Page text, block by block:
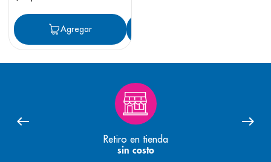
Agregar
Retiro en tienda
sin costo